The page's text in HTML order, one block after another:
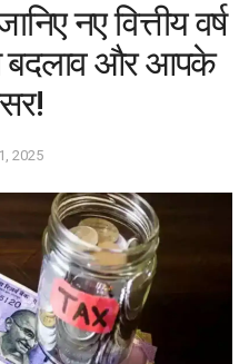
नए वित्तीय वर्ष
बदलाव और आपके
2025